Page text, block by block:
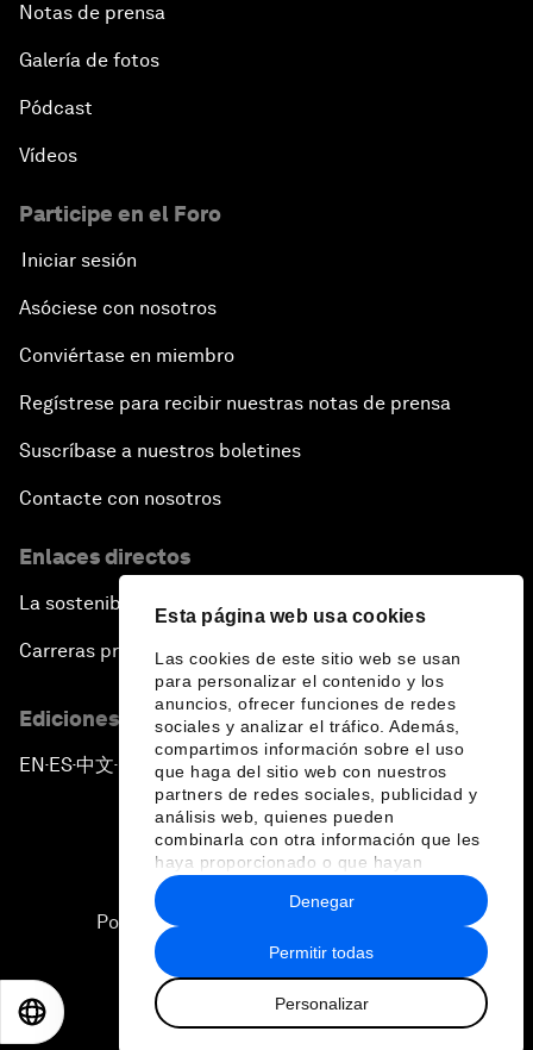
Esta página web usa cookies
Las cookies de este sitio web se usan
para personalizar el contenido y los
anuncios, ofrecer funciones de redes
sociales y analizar el tráfico. Además,
compartimos información sobre el uso
que haga del sitio web con nuestros
partners de redes sociales, publicidad y
análisis web, quienes pueden
combinarla con otra información que les
haya proporcionado o que hayan
recopilado a partir del uso que haya
hecho de sus servicios.
Permitir todas
Personalizar
Denegar
Notas de prensa
Galería de fotos
Pódcast
Vídeos
Participe en el Foro
Iniciar sesión
Asóciese con nosotros
Conviértase en miembro
Regístrese para recibir nuestras notas de prensa
Suscríbase a nuestros boletines
Contacte con nosotros
Enlaces directos
La sostenibilidad en el Foro
Carreras profesionales
Ediciones en otros idiomas
EN ▪ES▪中文▪ 日本語
Política de privacidad y normas de uso
Sitemap
2026 Foro Económico Mundial